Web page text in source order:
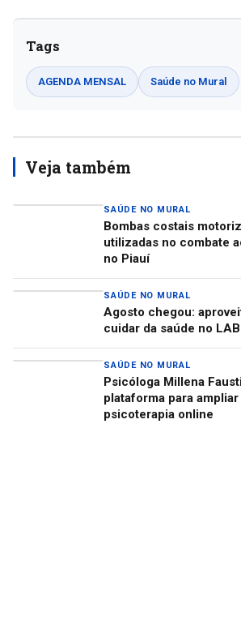
Tags
AGENDA MENSAL Saúde no Mural
Veja também
SAÚDE NO MURAL
Bombas costais
utilizadas no combate
no Piauí
SAÚDE NO MURAL
Agosto chegou:
cuidar da saúde no
SAÚDE NO MURAL
Psicóloga Millena
plataforma para
psicoterapia online